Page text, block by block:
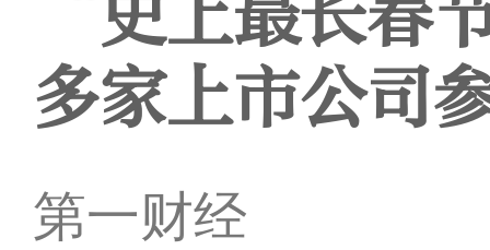
“史上最长春
多家上市公司
第一财经